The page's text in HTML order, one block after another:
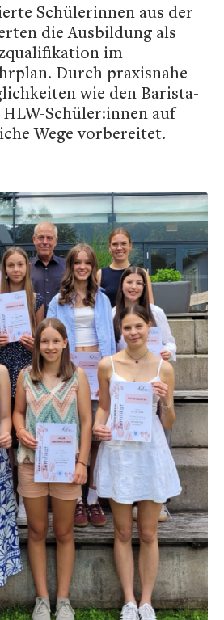
Schülerinnen aus der
die Ausbildung als
im
Durch praxisnahe
wie den Barista-
Schüler:innen auf
Wege vorbereitet.